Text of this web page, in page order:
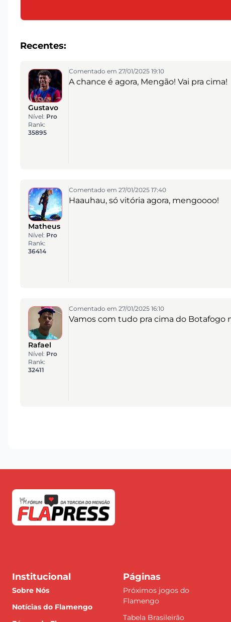
Recentes:
Gustavo
Nível: Pro
Rank:
35895
Comentado em 27/01/2025 19:10
A chance é agora, Mengão! Vai pra cima!
Matheus
Nível: Pro
Rank:
36414
Comentado em 27/01/2025 17:40
Haauhau, só vitória agora, mengoooo!
Rafael
Nível: Pro
Rank:
32411
Comentado em 27/01/2025 16:10
Vamos com tudo pra cima do Botafogo
Institucional
Sobre Nós
Notícias do Flamengo
Páginas
Próximos jogos do
Flamengo
Tabela Brasileirão